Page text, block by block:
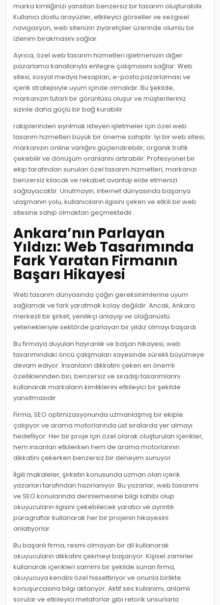
marka kimliğinizi yansıtan benzersiz bir tasarım oluşturabilir.
Kullanıcı dostu arayüzler, etkileyici görseller ve sezgisel
navigasyon, web sitenizin ziyaretçiler üzerinde olumlu bir
izlenim bırakmasını sağlar.
Ayrıca, özel web tasarım hizmetleri işletmenizin diğer
pazarlama kanallarıyla entegre çalışmasını sağlar. Web
sitesi, sosyal medya hesapları, e-posta pazarlaması ve
içerik stratejisiyle uyum içinde olmalıdır. Bu şekilde,
markanızın tutarlı bir görüntüsü oluşur ve müşterileriniz
sizinle daha güçlü bir bağ kurabilir.
rakiplerinden sıyrılmak isteyen işletmeler için özel web
tasarım hizmetleri büyük bir öneme sahiptir. İyi bir web sitesi,
markanızın online varlığını güçlendirebilir, organik trafik
çekebilir ve dönüşüm oranlarını artırabilir. Profesyonel bir
ekip tarafından sunulan özel tasarım hizmetleri, markanızı
benzersiz kılacak ve rekabet avantajı elde etmenizi
sağlayacaktır. Unutmayın, internet dünyasında başarıya
ulaşmanın yolu, kullanıcıların ilgisini çeken ve etkili bir web
sitesine sahip olmaktan geçmektedir.
Ankara’nın Parlayan
Yıldızı: Web Tasarımında
Fark Yaratan Firmanın
Başarı Hikayesi
Web tasarım dünyasında çağın gereksinimlerine uyum
sağlamak ve fark yaratmak kolay değildir. Ancak, Ankara
merkezli bir şirket, yenilikçi anlayışı ve olağanüstü
yetenekleriyle sektörde parlayan bir yıldız olmayı başardı.
Bu firmaya duyulan hayranlık ve başarı hikayesi, web
tasarımındaki öncü çalışmaları sayesinde sürekli büyümeye
devam ediyor. İnsanların dikkatini çeken en önemli
özelliklerinden biri, benzersiz ve sıradışı tasarımlarını
kullanarak markaların kimliklerini etkileyici bir şekilde
yansıtmasıdır.
Firma, SEO optimizasyonunda uzmanlaşmış bir ekiple
çalışıyor ve arama motorlarında üst sıralarda yer almayı
hedefliyor. Her bir proje için özel olarak oluşturulan içerikler,
hem insanları etkilerken hem de arama motorlarının
dikkatini çekerken benzersiz bir deneyim sunuyor.
İlgili makaleler, şirketin konusunda uzman olan içerik
yazarları tarafından hazırlanıyor. Bu yazarlar, web tasarımı
ve SEO konularında derinlemesine bilgi sahibi olup
okuyucuların ilgisini çekebilecek yaratıcı ve ayrıntılı
paragraflar kullanarak her bir projenin hikayesini
anlatıyorlar.
Bu başarılı firma, resmi olmayan bir dil kullanarak
okuyucuların dikkatini çekmeyi başarıyor. Kişisel zamirler
kullanarak içerikleri samimi bir şekilde sunan firma,
okuyucuya kendini özel hissettiriyor ve onunla birlikte
konuşurcasına bilgi aktarıyor. Aktif ses kullanımı, anlamlı
sorular ve etkileyici metaforlar gibi retorik unsurlarla